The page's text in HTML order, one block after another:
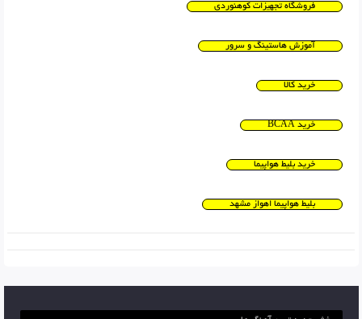
فروشگاه تجهیزات کوهنوردی
آموزش هاستینگ و سرور
خرید کالا
خرید BCAA
خرید بلیط هواپیما
بلیط هواپیما اهواز مشهد